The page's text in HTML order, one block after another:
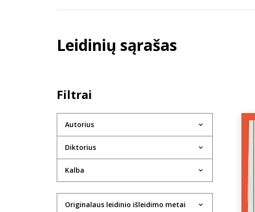
Leidinių sąrašas
Filtrai
Autorius
Diktorius
Kalba
Originalaus leidinio išleidimo metai